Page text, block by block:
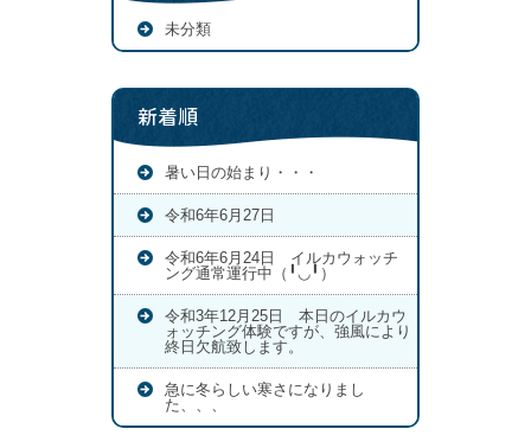
未分類
新着順
暑い日の始まり・・・
令和6年6月27日
令和6年6月24日 イルカウォッチ
ング通常運行中（╹◡╹）
令和3年12月25日 本日のイルカウ
ォッチング体験ですが、強風により
終日欠航致します。
急に冬らしい寒さになりまし
た、、、